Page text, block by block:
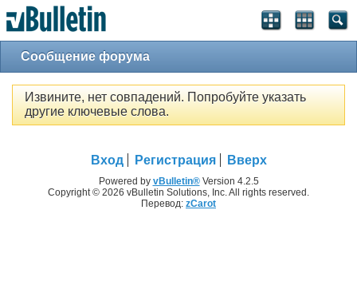
Сообщение форума
Извините, нет совпадений. Попробуйте указать
другие ключевые слова.
Вход Регистрация Вверх
Powered by vBulletin®Version 4.2.5
Copyright © 2026 vBulletin Solutions, Inc. All rights reserved.
Перевод: zCarot